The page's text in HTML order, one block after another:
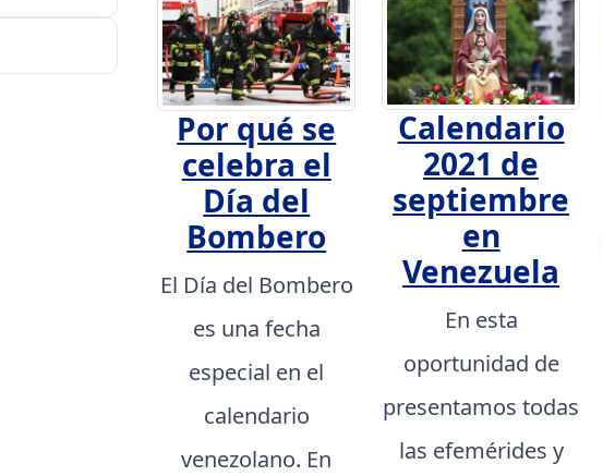
Por qué se
celebra el
Día del
Bombero
El Día del Bombero
es una fecha
especial en el
calendario
venezolano. En
Calendario
2021 de
septiembre
en
Venezuela
En esta
oportunidad de
presentamos todas
las efemérides y